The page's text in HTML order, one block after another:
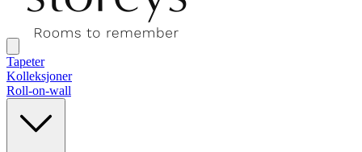
Tapeter
Kolleksjoner
Roll-on-wall